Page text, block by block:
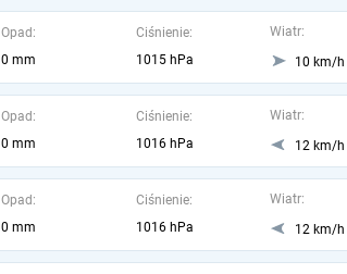
Opad:
0 mm
Ciśnienie:
1015 hPa
Wiatr:
10 km/h
Opad:
0 mm
Ciśnienie:
1016 hPa
Wiatr:
12 km/h
Opad:
0 mm
Ciśnienie:
1016 hPa
Wiatr:
12 km/h